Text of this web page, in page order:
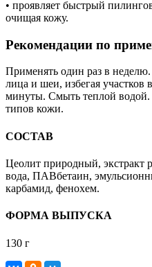
• проявляет быстрый
очищая кожу.
Рекомендации по
Применять один раз в
лица и шеи, избегая участков
минуты. Смыть теплой
типов кожи.
СОСТАВ
Цеолит природный, экстракт
вода, ПАВбетаин,
карбамид, фенохем.
ФОРМА ВЫПУСКА
130 г